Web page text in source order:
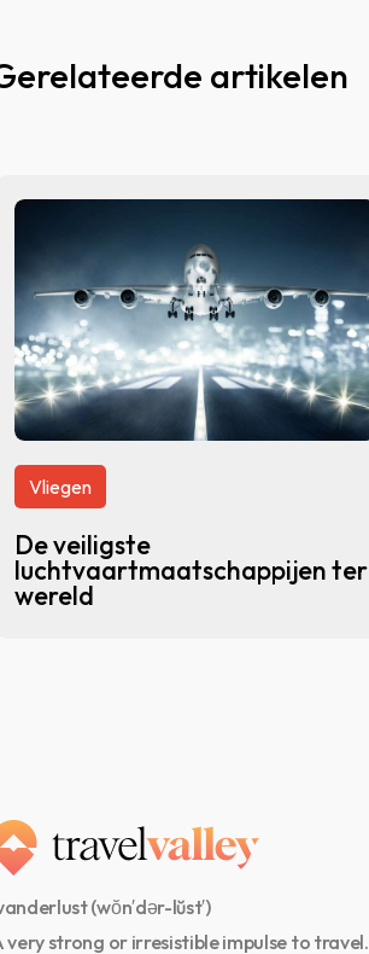
artikelen
Vliegen
De veiligste
luchtvaartmaatschappijen ter
wereld
(wŏn′dər-lŭst′)
very strong or irresistible impulse to travel.